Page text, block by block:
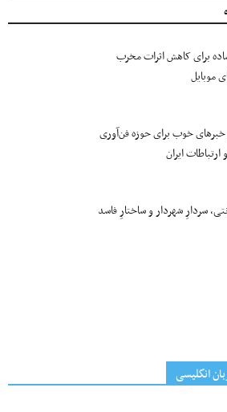
برای کاهش اثرات مخرب
موبایل
۹۶ و خبرهای خوب برای حوزه فن‌آوری
ایران
سردارِ شهردار و ساختارِ فاسد
انگلیسی